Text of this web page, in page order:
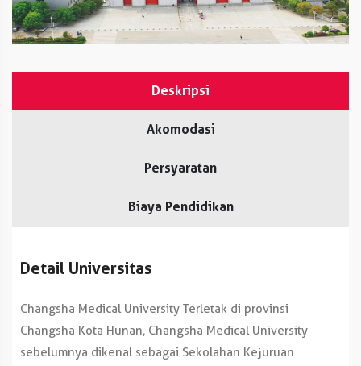
Deskripsi
Akomodasi
Persyaratan
Biaya Pendidikan
Detail Universitas
Changsha Medical University Terletak di provinsi
Changsha Kota Hunan, Changsha Medical University
sebelumnya dikenal sebagai Sekolahan Kejuruan